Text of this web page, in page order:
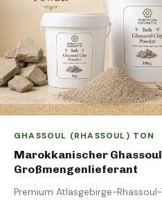
GHASSOUL (RHASSOUL) TON
Marokkanischer
Großmengenlieferant
Premium Atlasgebirge-